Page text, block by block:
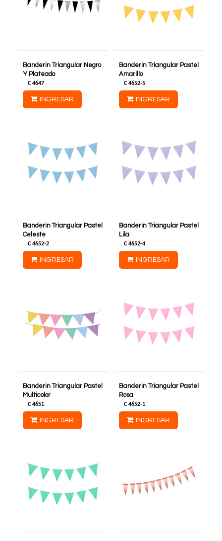
Banderin Triangular Negro
Y Plateado
C 4647
INGRESAR
Banderin Triangular Pastel
Amarillo
C 4652-5
INGRESAR
Banderin Triangular Pastel
Celeste
C 4652-2
INGRESAR
Banderin Triangular Pastel
Lila
C 4652-4
INGRESAR
Banderin Triangular Pastel
Multicolor
C 4651
INGRESAR
Banderin Triangular Pastel
Rosa
C 4652-1
INGRESAR